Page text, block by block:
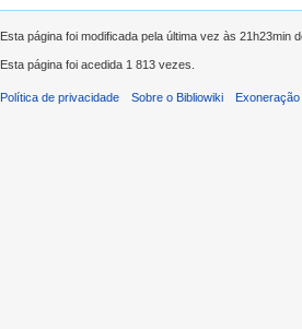
Esta página foi modificada pela última vez às 21h23min
Esta página foi acedida 1 813 vezes.
Política de privacidade Sobre o Bibliowiki